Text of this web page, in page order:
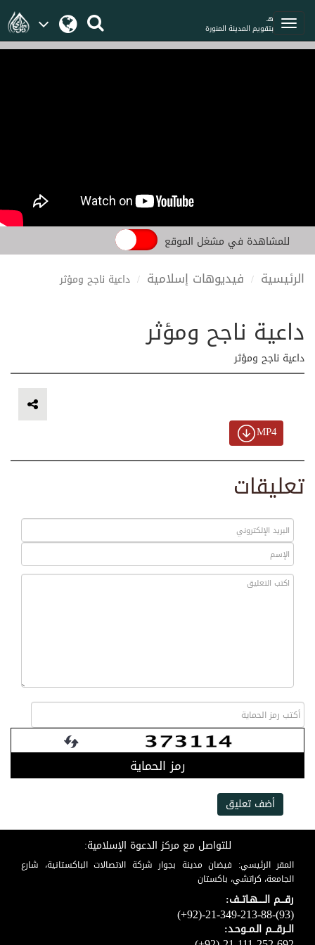
هـ
بتقويم المدينة المنورة
للمشاهدة في مشغل الموقع
الرئيسية فيديوهات إسلامية داعية ناجح ومؤثر
داعية ناجح ومؤثر
داعية ناجح ومؤثر
MP4
تعليقات
رمز الحماية
أضف تعليق
للتواصل مع مركز الدعوة الإسلامية:
المقر الرئيسي: فيضان مدينة بجوار شركة الاتصالات الباكستانية، شارع
الجامعة، كراتشي، باكستان
رقـــم الـــــهـاتــف:
(+92)-21-349-213-88-(93)
الــرقـــم الـمــوحـد: